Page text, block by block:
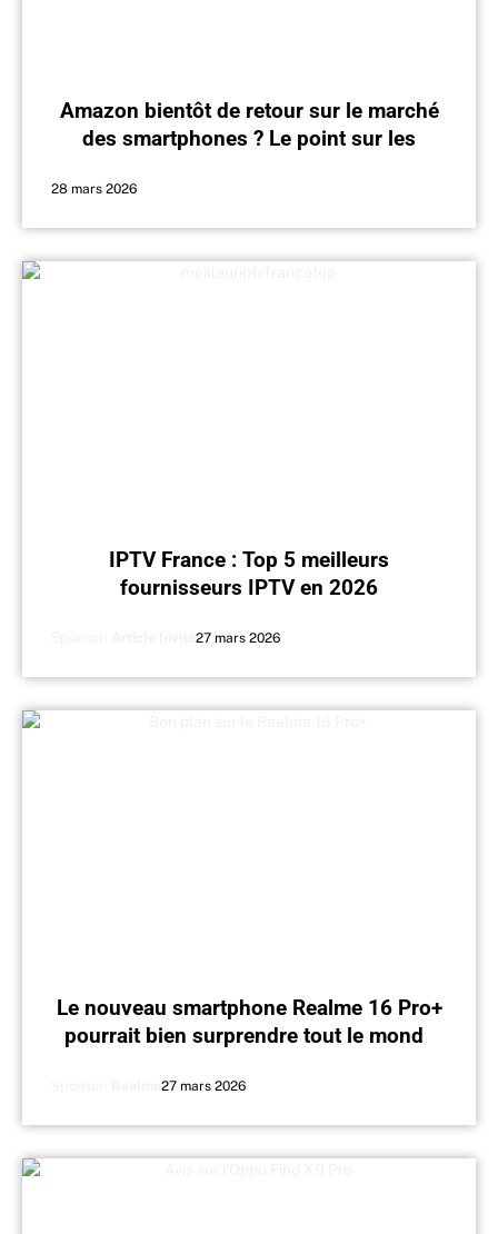
Amazon bientôt de retour sur le marché
des smartphones ? Le point sur les
28 mars 2026
IPTV France : Top 5 meilleurs
fournisseurs IPTV en 2026
Article Invité27 mars 2026
Le nouveau smartphone Realme 16 Pro+
pourrait bien surprendre tout le monde
Realme27 mars 2026